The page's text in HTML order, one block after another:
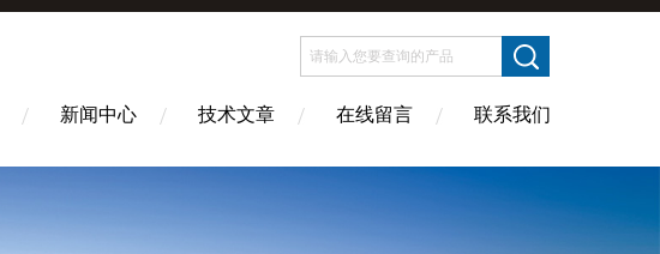
新闻中心 技术文章 在线留言 联系我们